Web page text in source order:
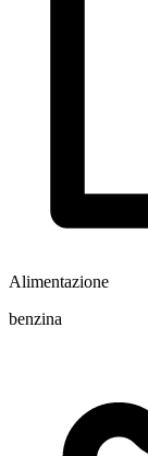
Alimentazione
benzina